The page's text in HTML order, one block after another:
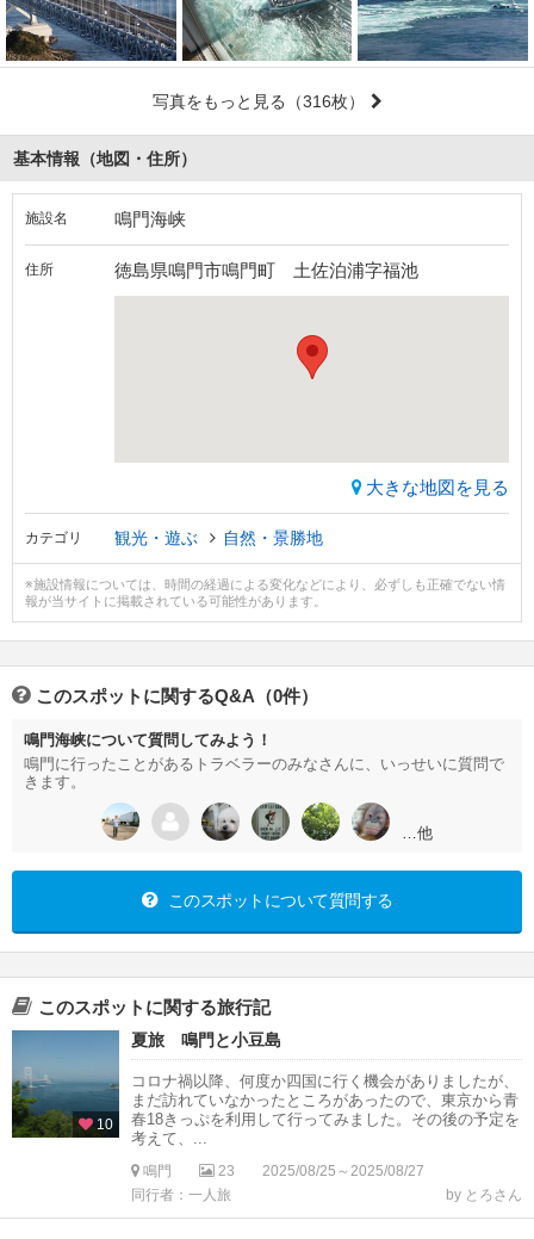
写真をもっと見る （316枚）
基本情報（地図・住所）
施設名 鳴門海峡
住所 徳島県鳴門市鳴門町 土佐泊浦字福池
大きな地図を見る
カテゴリ 観光・遊ぶ 自然・景勝地
※施設情報については、時間の経過による変化などにより、必ずしも正確でない情
報が当サイトに掲載されている可能性があります。
このスポットに関するQ&A（0件）
鳴門海峡について質問してみよう！
鳴門に行ったことがあるトラベラーのみなさんに、いっせいに質問で
きます。
…他
このスポットについて質問する
このスポットに関する旅行記
10
夏旅 鳴門と小豆島
コロナ禍以降、何度か四国に行く機会がありましたが、
まだ訪れていなかったところがあったので、東京から青
春18きっぷを利用して行ってみました。その後の予定を
考えて、...
鳴門 23
2025/08/25～2025/08/27
同行者：一人旅
by とろさん